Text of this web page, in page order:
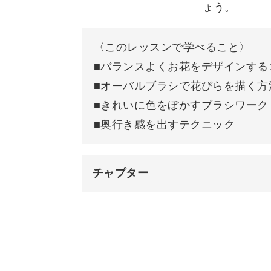
◆バランスよくお花をデザインするコツ
◆きれいに色をぼかすブラシワーク
◆奥行き感を出すテクニック
サロンワークでも役立つブラシワー
きます。
ょう。
〈このレッスンで学べること〉
■バランスよくお花をデザインする
■オーバルブラシで花びらを描く方
■きれいに色をぼかすブラシワーク
■奥行き感を出すテクニック
チャプター